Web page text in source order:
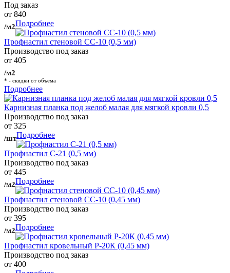
Под заказ
от 840
/м2Подробнее
Профнастил стеновой СС-10 (0,5 мм)
Производство под заказ
от 405
/м2
* - скидки от объема
Подробнее
Карнизная планка под желоб малая для мягкой кровли 0,5
Производство под заказ
от 325
/штПодробнее
Профнастил С-21 (0,5 мм)
Производство под заказ
от 445
/м2Подробнее
Профнастил стеновой СС-10 (0,45 мм)
Производство под заказ
от 395
/м2Подробнее
Профнастил кровельный Р-20К (0,45 мм)
Производство под заказ
от 400